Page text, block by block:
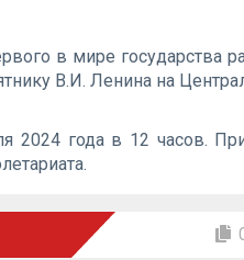
в мире государства
В.И. Ленина на
2024 года в 12 часов.